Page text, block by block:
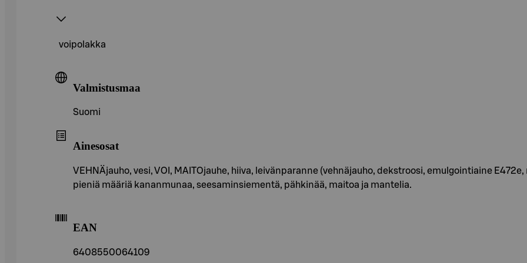
voipolakka
Valmistusmaa
Suomi
Ainesosat
VEHNÄjauho, vesi, VOI, MAITOjauhe, hiiva, leivänparanne (vehnäjauho, dekstroosi, emulgointiaine
pieniä määriä kananmunaa, seesaminsiementä, pähkinää, maitoa ja mantelia.
EAN
6408550064109